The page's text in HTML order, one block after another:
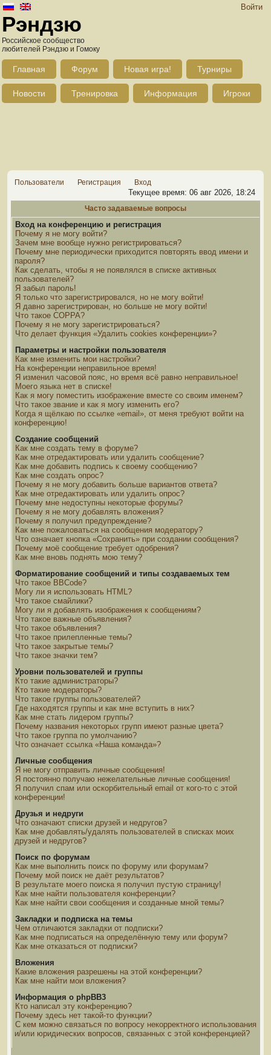
Войти
Рэндзю
Российское сообщество
любителей Рэндзю и Гомоку
Главная Форум Новая игра! Турниры
Новости Тренировка Информация Игроки
Пользователи Регистрация Вход
Текущее время: 06 авг 2026, 18:24
Часто задаваемые вопросы
Вход на конференцию и регистрация
Почему я не могу войти?
Зачем мне вообще нужно регистрироваться?
Почему мне периодически приходится повторять ввод имени и
пароля?
Как сделать, чтобы я не появлялся в списке активных
пользователей?
Я забыл пароль!
Я только что зарегистрировался, но не могу войти!
Я давно зарегистрирован, но больше не могу войти!
Что такое COPPA?
Почему я не могу зарегистрироваться?
Что делает функция «Удалить cookies конференции»?
Параметры и настройки пользователя
Как мне изменить мои настройки?
На конференции неправильное время!
Я изменил часовой пояс, но время всё равно неправильное!
Моего языка нет в списке!
Как я могу поместить изображение вместе со своим именем?
Что такое звание и как я могу изменить его?
Когда я щёлкаю по ссылке «email», от меня требуют войти на
конференцию!
Создание сообщений
Как мне создать тему в форуме?
Как мне отредактировать или удалить сообщение?
Как мне добавить подпись к своему сообщению?
Как мне создать опрос?
Почему я не могу добавить больше вариантов ответа?
Как мне отредактировать или удалить опрос?
Почему мне недоступны некоторые форумы?
Почему я не могу добавлять вложения?
Почему я получил предупреждение?
Как мне пожаловаться на сообщения модератору?
Что означает кнопка «Сохранить» при создании сообщения?
Почему моё сообщение требует одобрения?
Как мне вновь поднять мою тему?
Форматирование сообщений и типы создаваемых тем
Что такое BBCode?
Могу ли я использовать HTML?
Что такое смайлики?
Могу ли я добавлять изображения к сообщениям?
Что такое важные объявления?
Что такое объявления?
Что такое прилепленные темы?
Что такое закрытые темы?
Что такое значки тем?
Уровни пользователей и группы
Кто такие администраторы?
Кто такие модераторы?
Что такое группы пользователей?
Где находятся группы и как мне вступить в них?
Как мне стать лидером группы?
Почему названия некоторых групп имеют разные цвета?
Что такое группа по умолчанию?
Что означает ссылка «Наша команда»?
Личные сообщения
Я не могу отправить личные сообщения!
Я постоянно получаю нежелательные личные сообщения!
Я получил спам или оскорбительный email от кого-то с этой
конференции!
Друзья и недруги
Что означают списки друзей и недругов?
Как мне добавлять/удалять пользователей в списках моих
друзей и недругов?
Поиск по форумам
Как мне выполнить поиск по форуму или форумам?
Почему мой поиск не даёт результатов?
В результате моего поиска я получил пустую страницу!
Как мне найти пользователя конференции?
Как мне найти свои сообщения и созданные мной темы?
Закладки и подписка на темы
Чем отличаются закладки от подписки?
Как мне подписаться на определённую тему или форум?
Как мне отказаться от подписки?
Вложения
Какие вложения разрешены на этой конференции?
Как мне найти мои вложения?
Информация о phpBB3
Кто написал эту конференцию?
Почему здесь нет такой-то функции?
С кем можно связаться по вопросу некорректного использования
и/или юридических вопросов, связанных с этой конференцией?